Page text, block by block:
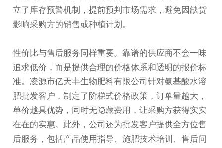
立了库存预警机制，提前预判市场需求，避免因缺货
影响采购方的销售或种植计划。
性价比与售后服务同样重要。靠谱的供应商不会一味
追求低价，而是提供合理的价格体系和透明的报价标
准。凌源市亿天丰生物肥料有限公司针对氨基酸水溶
肥批发客户，制定了阶梯式价格政策，订单量越大，
单价越具优势，同时无隐藏费用，让采购方获得实实
在在的实惠。此外，公司还为批发客户提供全方位售
后服务，包括产品使用指导、施肥技术培训、售后问